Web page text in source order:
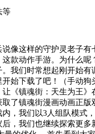
等
像这样的守护灵老子
款动作手游。为什么
我们时常想起刚开始
始下载了吧！（手动
《镇魂街：天生为王
了镇魂街漫画动画正
，我们以3人组队模式
，我们也继续探索更